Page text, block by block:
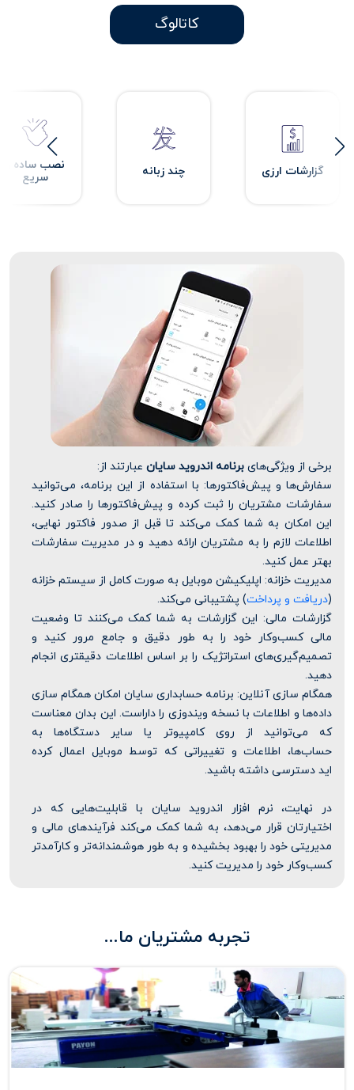
کاتالوگ
گزارشات ارزی چند زبانه
نصب ساده و
برخی از ویژگی‌های برنامه اندروید سایان عبارتند از:
سفارش‌ها و پیش‌فاکتورها: با استفاده از این برنامه، می‌توانید
سفارشات مشتریان را ثبت کرده و پیش‌فاکتورها را صادر کنید.
این امکان به شما کمک می‌کند تا قبل از صدور فاکتور نهایی،
اطلاعات لازم را به مشتریان ارائه دهید و در مدیریت سفارشات
بهتر عمل کنید.
مدیریت خزانه: اپلیکیشن موبایل به صورت کامل از سیستم خزانه
(دریافت و پرداخت) پشتیبانی می‌کند.
گزارشات مالی: این گزارشات به شما کمک می‌کنند تا وضعیت
مالی کسب‌وکار خود را به طور دقیق و جامع مرور کنید و
تصمیم‌گیری‌های استراتژیک را بر اساس اطلاعات دقیقتری انجام
دهید.
همگام سازی آنلاین: برنامه حسابداری سایان امکان همگام سازی
داده‌ها و اطلاعات با نسخه ویندوزی را داراست. این بدان معناست
که می‌توانید از روی کامپیوتر یا سایر دستگاه‌ها به
حساب‌ها، اطلاعات و تغییراتی که توسط موبایل اعمال کرده
اید دسترسی داشته باشید.
در نهایت، نرم افزار اندروید سایان با قابلیت‌هایی که در
اختیارتان قرار می‌دهد، به شما کمک می‌کند فرآیندهای مالی و
مدیریتی خود را بهبود بخشیده و به طور هوشمندانه‌تر و کارآمدتر
کسب‌وکار خود را مدیریت کنید.
تجربه مشتریان ما...